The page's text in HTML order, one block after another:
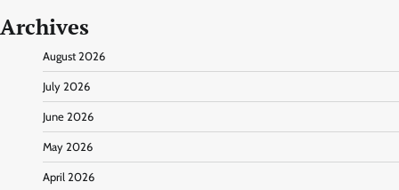
Archives
August 2026
July 2026
June 2026
May 2026
April 2026